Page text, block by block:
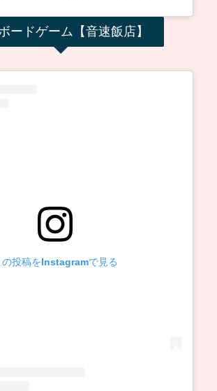
ードゲーム【音速飯店】
の投稿をInstagramで見る